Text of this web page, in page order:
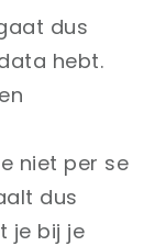
dus
hebt.
niet per se
dus
je bij je